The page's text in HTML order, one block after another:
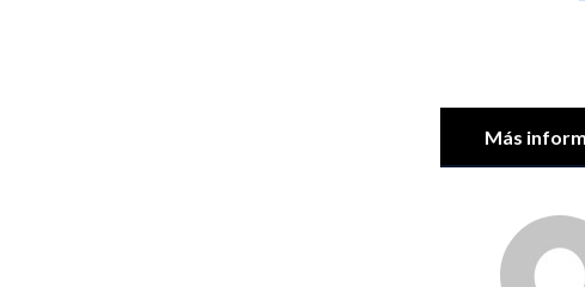
Más